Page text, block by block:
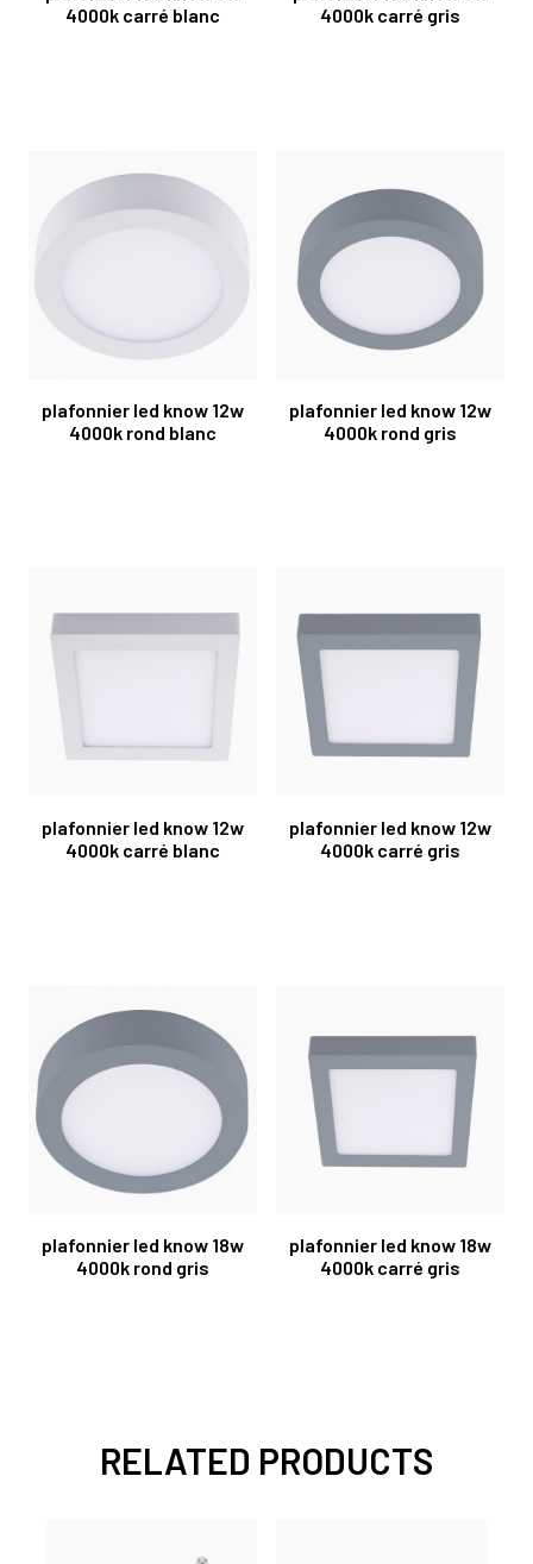
4000k carré blanc
4000k carré gris
plafonnier led know 12w
4000k rond blanc
plafonnier led know 12w
4000k rond gris
plafonnier led know 12w
4000k carré blanc
plafonnier led know 12w
4000k carré gris
plafonnier led know 18w
4000k rond gris
plafonnier led know 18w
4000k carré gris
RELATED PRODUCTS